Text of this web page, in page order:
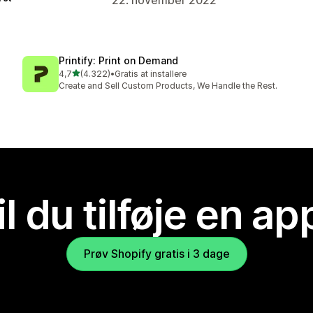
Printify: Print on Demand
4,7ud af 5 stjerner
(4.322)
4322 anmeldelser i alt
•Gratis at installere
Create and Sell Custom Products, We Handle the Rest.
du tilføje en
Prøv Shopify gratis i 3 dage